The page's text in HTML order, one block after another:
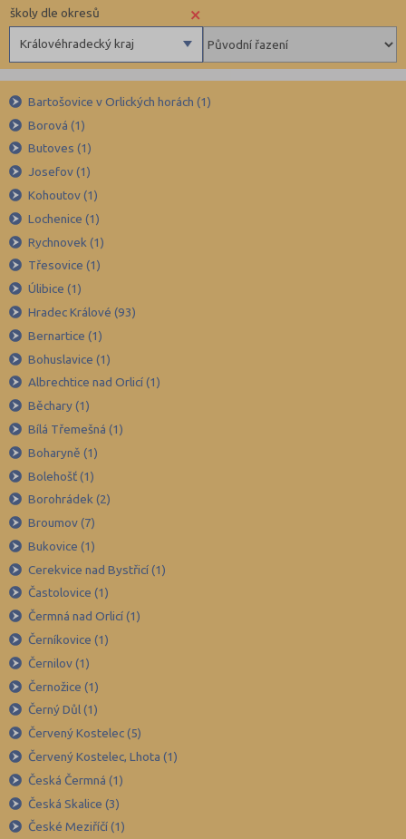
×
Královéhradecký kraj
školy dle okresů
Beroun (85)
Blansko (88)
Brno-město (317)
Brno-venkov (149)
Bruntál (73)
Břeclav (84)
Česká Lípa (79)
České Budějovice (173)
Český Krumlov (49)
Děčín (106)
Domažlice (49)
Frýdek-Místek (164)
Havlíčkův Brod (82)
Hodonín (119)
Hradec Králové (139)
Cheb (61)
Chomutov (65)
Jablonec nad Nisou (67)
Jeseník (42)
Jičín (75)
Jihlava (94)
Karlovy Vary (93)
Karviná (145)
Kladno (129)
Klatovy (69)
Bartošovice v Orlických horách (1)
Borová (1)
Butoves (1)
Josefov (1)
Kohoutov (1)
Lochenice (1)
Rychnovek (1)
Třesovice (1)
Úlibice (1)
Hradec Králové (93)
Bernartice (1)
Bohuslavice (1)
Albrechtice nad Orlicí (1)
Běchary (1)
Bílá Třemešná (1)
Boharyně (1)
Bolehošť (1)
Borohrádek (2)
Broumov (7)
Bukovice (1)
Cerekvice nad Bystřicí (1)
Častolovice (1)
Čermná nad Orlicí (1)
Černíkovice (1)
Černilov (1)
Černožice (1)
Černý Důl (1)
Červený Kostelec (5)
Červený Kostelec, Lhota (1)
Česká Čermná (1)
Česká Skalice (3)
České Meziříčí (1)